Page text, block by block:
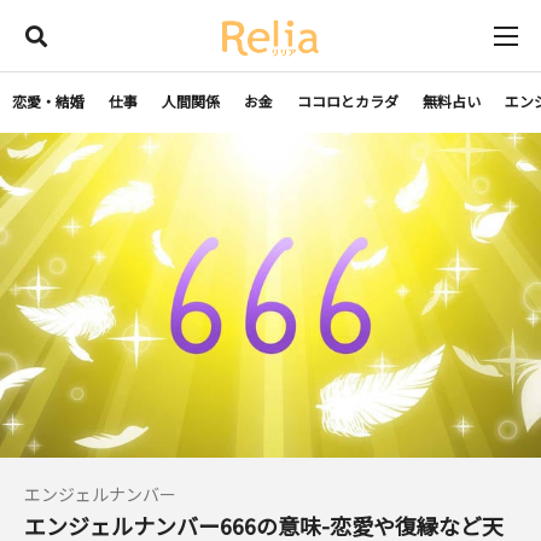
恋愛・結婚 仕事 人間関係 お金 ココロとカラダ 無料占い エン
エンジェルナンバー
エンジェルナンバー666の意味-恋愛や復縁など天